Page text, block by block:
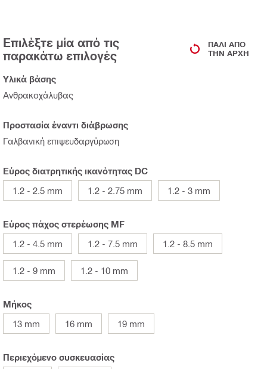
Επιλέξτε μία από τις
παρακάτω επιλογές
ΠΆΛΙ ΑΠΌ
ΤΗΝ ΑΡΧΉ
Υλικά βάσης
Ανθρακοχάλυβας
Προστασία έναντι διάβρωσης
Γαλβανική επιψευδαργύρωση
Εύρος διατρητικής ικανότητας DC
1.2 - 2.5 mm
1.2 - 2.75 mm 1.2 - 3 mm
Εύρος πάχος στερέωσης MF
1.2 - 4.5 mm
1.2 - 7.5 mm 1.2 - 8.5 mm
1.2 - 9 mm 1.2 - 10 mm
Μήκος
13 mm
16 mm 19 mm
Περιεχόμενο συσκευασίας